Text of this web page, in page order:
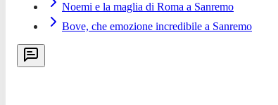
Noemi e la maglia di Roma a Sanremo
Bove, che emozione incredibile a Sanremo